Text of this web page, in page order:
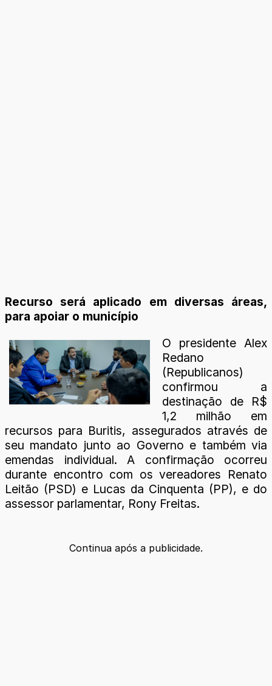
Recurso será aplicado em diversas áreas,
para apoiar o município
O presidente Alex
Redano
(Republicanos)
confirmou a
destinação de R$
1,2 milhão em
recursos para Buritis, assegurados através de
seu mandato junto ao Governo e também via
emendas individual. A confirmação ocorreu
durante encontro com os vereadores Renato
Leitão (PSD) e Lucas da Cinquenta (PP), e do
assessor parlamentar, Rony Freitas.
Continua após a publicidade.